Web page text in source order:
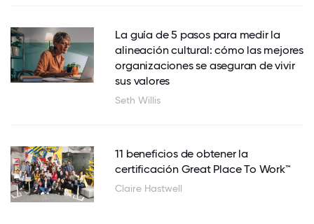
La guía de 5 pasos para medir la
alineación cultural: cómo las mejores
organizaciones se aseguran de vivir
sus valores
Seth Willis
11 beneficios de obtener la
certificación Great Place To Work™
Claire Hastwell